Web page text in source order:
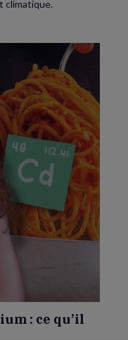
climatique.
:
: ce qu’il